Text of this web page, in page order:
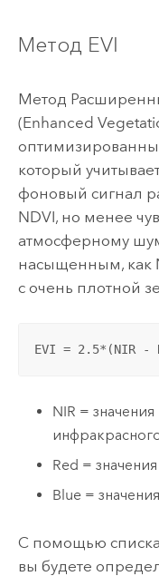
Метод EVI
Метод
(Enhanced
который
фоновый сигнал
NDVI, но менее
атмосферному
насыщенным, как
с очень плотной
EVI = 2.5*(NIR -
NIR =
Red =
Blue =
С помощью
вы будете